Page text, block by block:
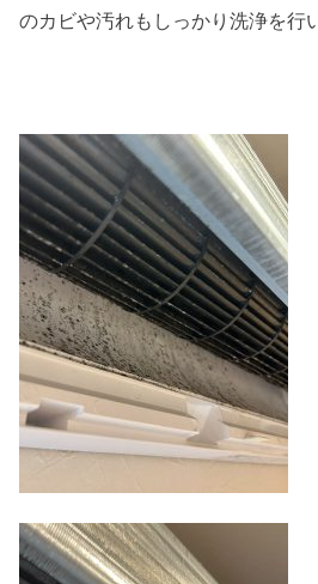
のカビや汚れもしっかり洗浄を行